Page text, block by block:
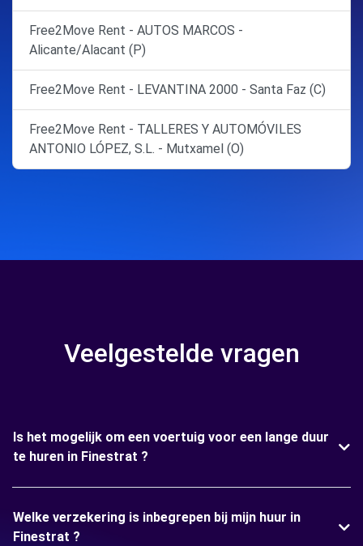
Free2Move Rent - AUTOS MARCOS -
Alicante/Alacant (P)
Free2Move Rent - LEVANTINA 2000 - Santa Faz (C)
Free2Move Rent - TALLERES Y AUTOMÓVILES
ANTONIO LÓPEZ, S.L. - Mutxamel (O)
Veelgestelde vragen
Is het mogelijk om een voertuig voor een lange duur
te huren in Finestrat ?
Welke verzekering is inbegrepen bij mijn huur in
Finestrat ?